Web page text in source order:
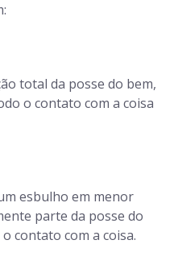
total da posse do bem,
o contato com a coisa
esbulho em menor
parte da posse do
contato com a coisa.